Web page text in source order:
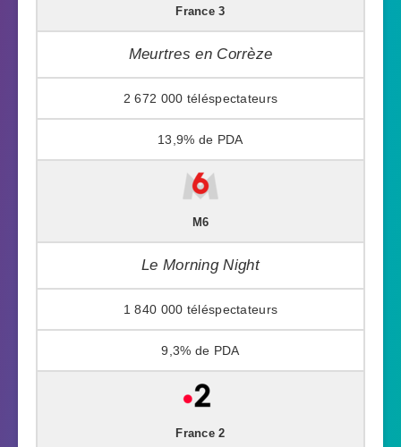
France 3
Meurtres en Corrèze
2 672 000
13,9%
M6
Le Morning Night
1 840 000
9,3%
France 2